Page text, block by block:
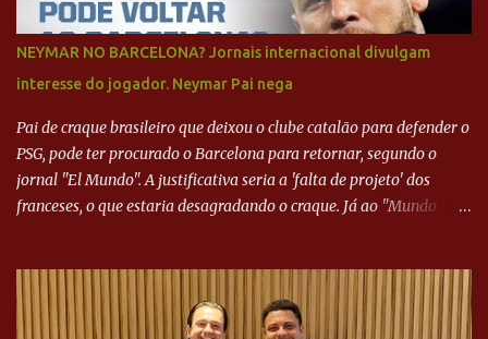
NEYMAR NO BARCELONA? Jornais internacional divulgam
interesse do jogador. Neymar Pai nega
Pai de craque brasileiro que deixou o clube catalão para defender o
PSG, pode ter procurado o Barcelona para retornar, segundo o
jornal "El Mundo". A justificativa seria a 'falta de projeto' dos
franceses, o que estaria desagradando o craque. Já ao "Mundo
Neymar Pai nega